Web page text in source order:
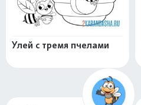
Улей с тремя пчелами